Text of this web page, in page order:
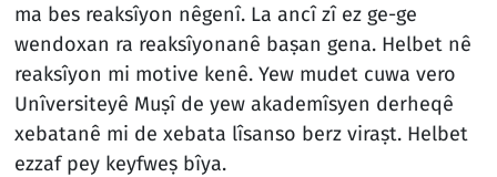
ma bes reaksîyon nêgenî. La ancî zî ez ge-ge
wendoxan ra reaksîyonanê baṣan gena. Helbet nê
reaksîyon mi motive kenê. Yew mudet cuwa vero
Unîversiteyê Muṣî de yew akademîsyen derheqê
xebatanê mi de xebata lîsanso berz viraṣt. Helbet
ezzaf pey keyfweṣ bîya.